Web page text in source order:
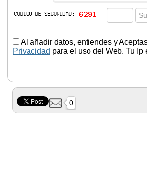
Al añadir datos, entiendes y
Privacidad para el uso del Web. Tu Ip
0